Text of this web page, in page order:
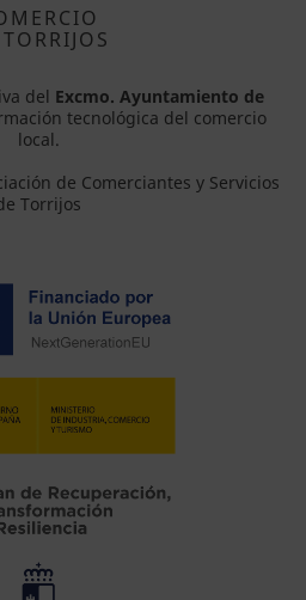
del Excmo. Ayuntamiento de
tecnológica del comercio
local.
de Comerciantes y Servicios
Torrijos